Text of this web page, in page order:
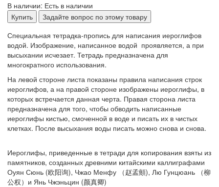
В наличии: Есть в наличии
Купить
Задайте вопрос по этому товару
Специальная тетрадка-пропись для написания иероглифов
водой. Изображение, написанное водой проявляется, а при
высыхании исчезает. Тетрадь предназначена для
многократного использования.
На левой стороне листа показаны правила написания строк
иероглифов, а на правой стороне изображены иероглифы, в
которых встречается данная черта. Правая сторона листа
предназначена для того, чтобы обводить написанные
иероглифы кистью, смоченной в воде и писать их в чистых
клетках. После высыхания воды писать можно снова и снова.
Иероглифы, приведенные в тетради для копирования взяты из
памятников, созданных древними китайскими каллиграфами
Оуян Сюнь (欧阳询), Чжао Менфу （赵孟頫), Лю Гунцюань （柳
公权）и Янь Чжэньцин (颜真卿)